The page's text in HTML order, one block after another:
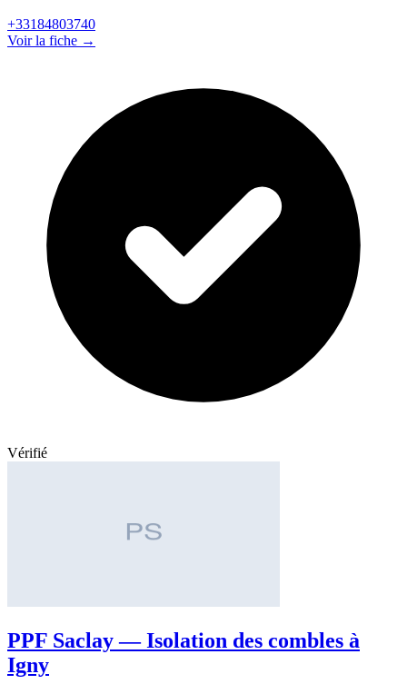
+33184803740
Voir la fiche →
Vérifié
PPF Saclay — Isolation des combles à
Igny